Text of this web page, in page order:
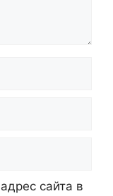
сайта в